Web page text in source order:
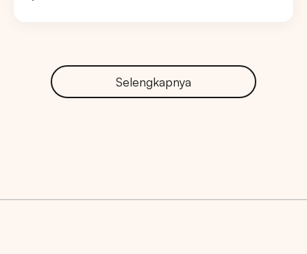
Selengkapnya